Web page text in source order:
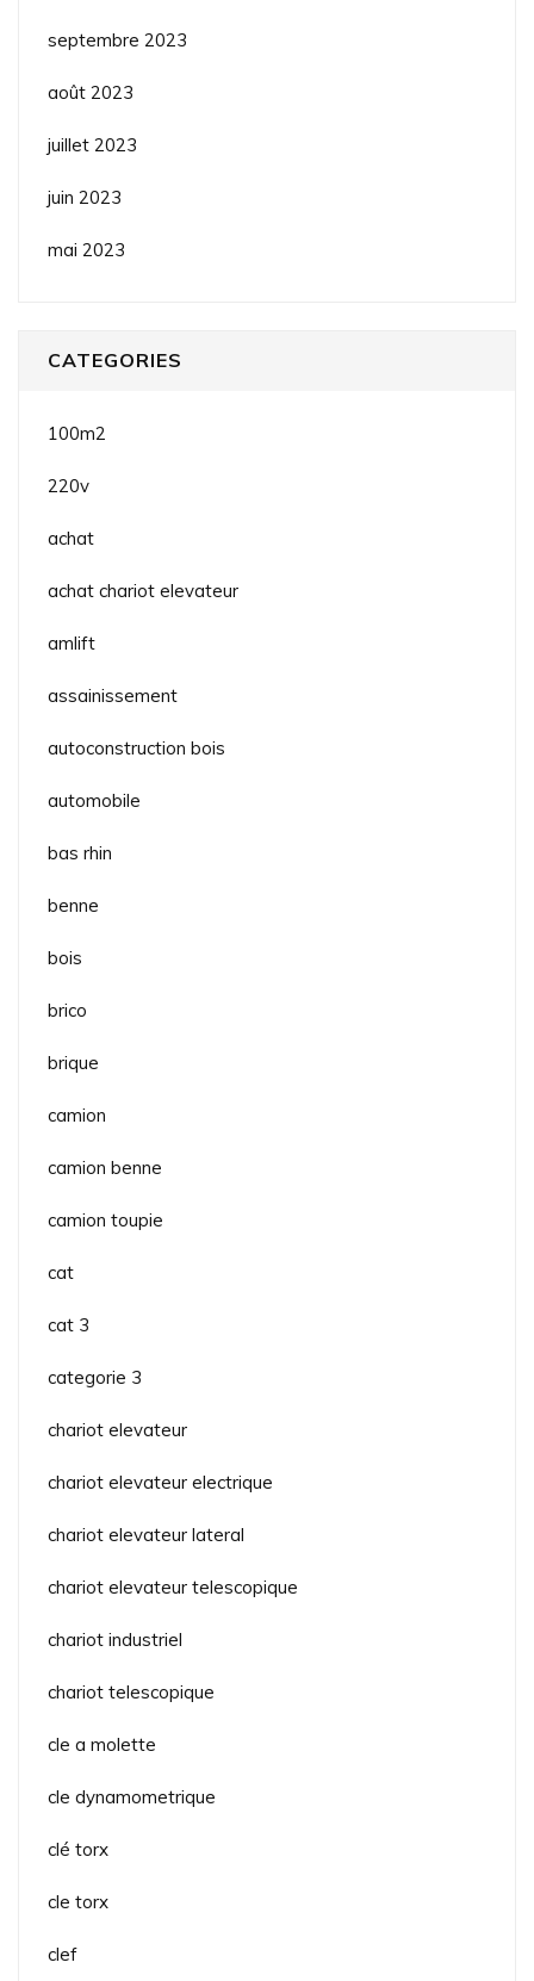
septembre 2023
août 2023
juillet 2023
juin 2023
mai 2023
CATEGORIES
100m2
220v
achat
achat chariot elevateur
amlift
assainissement
autoconstruction bois
automobile
bas rhin
benne
bois
brico
brique
camion
camion benne
camion toupie
cat
cat 3
categorie 3
chariot elevateur
chariot elevateur electrique
chariot elevateur lateral
chariot elevateur telescopique
chariot industriel
chariot telescopique
cle a molette
cle dynamometrique
clé torx
cle torx
clef